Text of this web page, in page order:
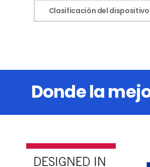
Clasificación del dispositivo
Donde la